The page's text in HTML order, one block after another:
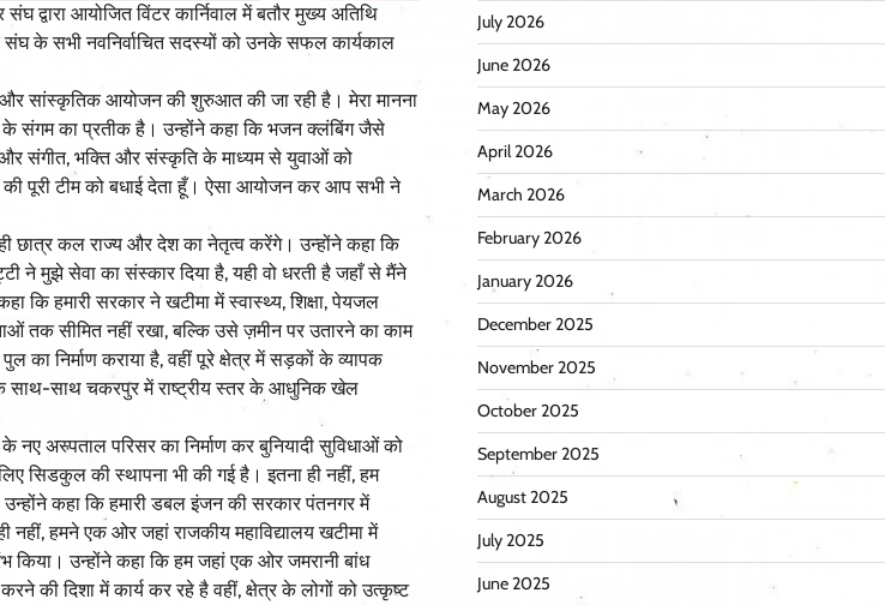
द्वारा आयोजित विंटर कार्निवाल में बतौर मुख्य अतिथि
संघ के सभी नवनिर्वाचित सदस्यों को उनके सफल कार्यकाल
और सांस्कृतिक आयोजन की शुरुआत की जा रही है। मेरा मानना
के संगम का प्रतीक है। उन्होंने कहा कि भजन क्लंबिंग जैसे
संगीत, भक्ति और संस्कृति के माध्यम से युवाओं को
पूरी टीम को बधाई देता हूँ। ऐसा आयोजन कर आप सभी ने
छात्र कल राज्य और देश का नेतृत्व करेंगे। उन्होंने कहा कि
ने मुझे सेवा का संस्कार दिया है, यही वो धरती है जहाँ से मैंने
कि हमारी सरकार ने खटीमा में स्वास्थ्य, शिक्षा, पेयजल
तक सीमित नहीं रखा, बल्कि उसे ज़मीन पर उतारने का काम
का निर्माण कराया है, वहीं पूरे क्षेत्र में सड़कों के व्यापक
के साथ-साथ चकरपुर में राष्ट्रीय स्तर के आधुनिक खेल
अस्पताल परिसर का निर्माण कर बुनियादी सुविधाओं को
सिडकुल की स्थापना भी की गई है। इतना ही नहीं, हम
कहा कि हमारी डबल इंजन की सरकार पंतनगर में
नहीं, हमने एक ओर जहां राजकीय महाविद्यालय खटीमा में
किया। उन्होंने कहा कि हम जहां एक ओर जमरानी बांध
की दिशा में कार्य कर रहे है वहीं, क्षेत्र के लोगों को उत्कृष्ट
July 2026
June 2026
May 2026
April 2026
March 2026
February 2026
January 2026
December 2025
November 2025
October 2025
September 2025
August 2025
July 2025
June 2025